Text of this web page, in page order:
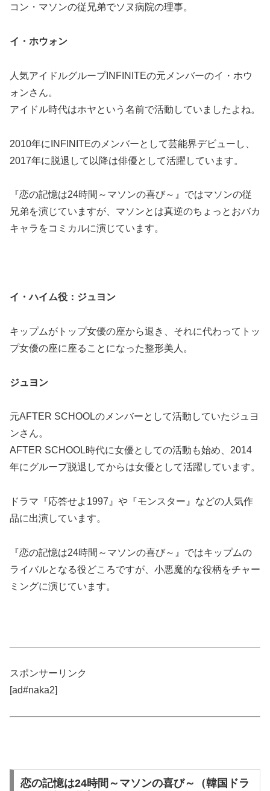
コン・マソンの従兄弟でソヌ病院の理事。
イ・ホウォン
人気アイドルグループINFINITEの元メンバーのイ・ホウ
ォンさん。
アイドル時代はホヤという名前で活動していましたよね。
2010年にINFINITEのメンバーとして芸能界デビューし、
2017年に脱退して以降は俳優として活躍しています。
『恋の記憶は24時間～マソンの喜び～』ではマソンの従
兄弟を演じていますが、マソンとは真逆のちょっとおバカ
キャラをコミカルに演じています。
イ・ハイム役：ジュヨン
キップムがトップ女優の座から退き、それに代わってトッ
プ女優の座に座ることになった整形美人。
ジュヨン
元AFTER SCHOOLのメンバーとして活動していたジュヨ
ンさん。
AFTER SCHOOL時代に女優としての活動も始め、2014
年にグループ脱退してからは女優として活躍しています。
ドラマ『応答せよ1997』や『モンスター』などの人気作
品に出演しています。
『恋の記憶は24時間～マソンの喜び～』ではキップムの
ライバルとなる役どころですが、小悪魔的な役柄をチャー
ミングに演じています。
スポンサーリンク
[ad#naka2]
恋の記憶は24時間～マソンの喜び～（韓国ドラ